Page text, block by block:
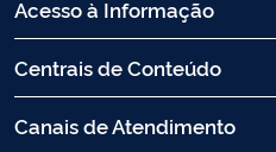
Acesso à Informação
Centrais de Conteúdo
Canais de Atendimento